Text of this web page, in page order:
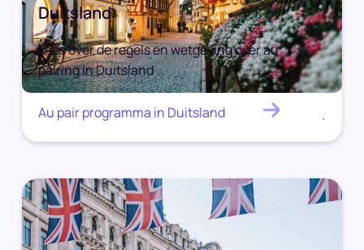
Duitsland
Lees over de regels en wetgeving over au
pairing in Duitsland
Au pair programma in Duitsland .